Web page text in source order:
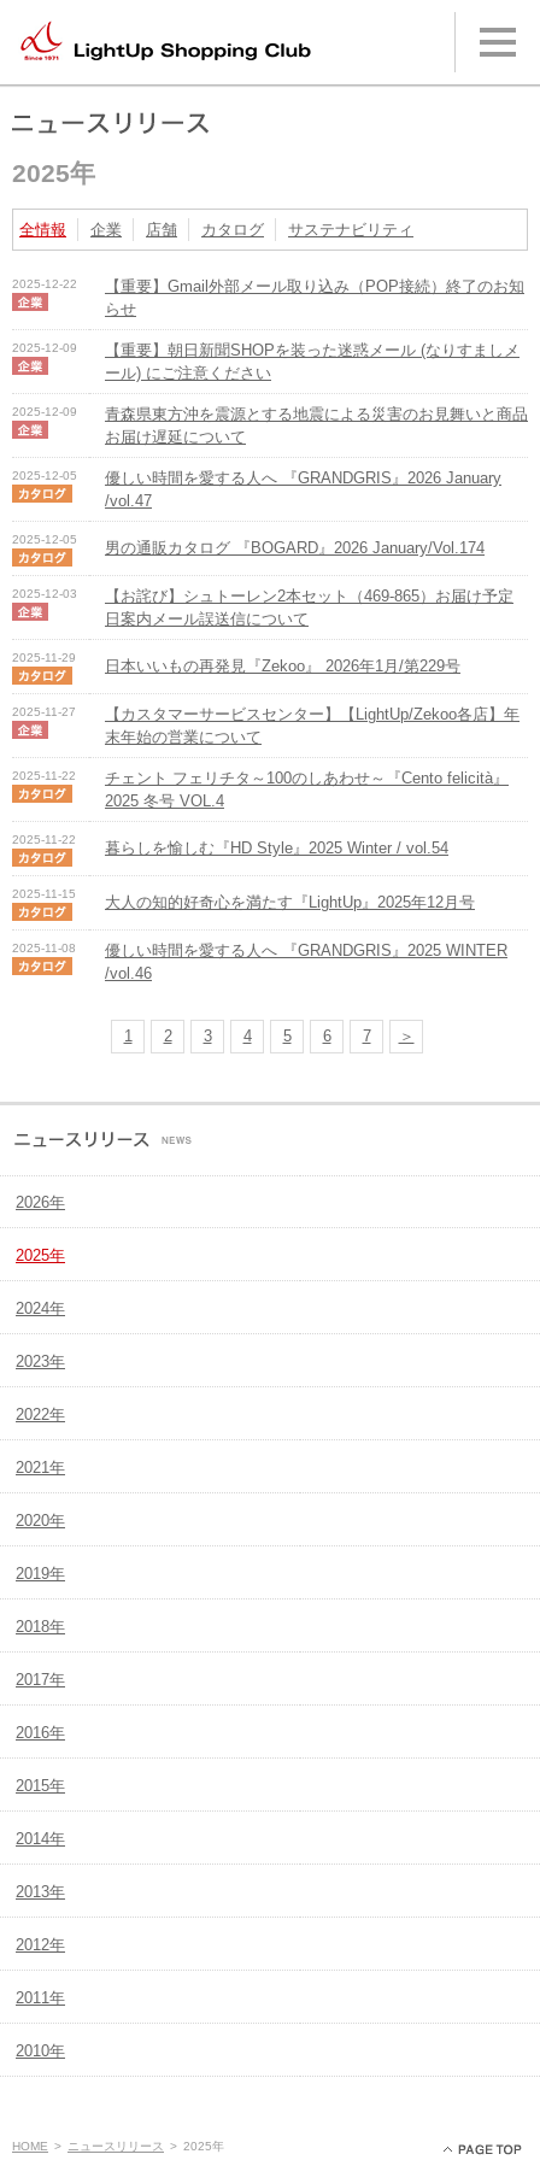
メ
ン
ニ2025年
全情報 企業 店舗 カタログ サステナビリティ
2025-12-22
【重要】Gmail外部メール取り込み（POP接続）終了のお知
らせ
2025-12-09
【重要】朝日新聞SHOPを装った迷惑メール (なりすましメ
ール) にご注意ください
2025-12-09
青森県東方沖を震源とする地震による災害のお見舞いと商品
お届け遅延について
2025-12-05
優しい時間を愛する人へ 『GRANDGRIS』2026 January
/vol.47
2025-12-05 男の通販カタログ 『BOGARD』2026 January/Vol.174
2025-12-03
【お詫び】シュトーレン2本セット（469-865）お届け予定
日案内メール誤送信について
2025-11-29 日本いいもの再発見『Zekoo』 2026年1月/第229号
2025-11-27
【カスタマーサービスセンター】【LightUp/Zekoo各店】年
末年始の営業について
2025-11-22
チェント フェリチタ～100のしあわせ～『Cento felicità』
2025 冬号 VOL.4
2025-11-22 暮らしを愉しむ『HD Style』2025 Winter / vol.54
2025-11-15 大人の知的好奇心を満たす『LightUp』2025年12月号
2025-11-08
優しい時間を愛する人へ 『GRANDGRIS』2025 WINTER
/vol.46
1 2 3 4 5 6 7 ＞
2026年
2025年
2024年
2023年
2022年
2021年
2020年
2019年
2018年
2017年
2016年
2015年
2014年
2013年
2012年
2011年
2010年
HOME > ニュースリリース > 2025年